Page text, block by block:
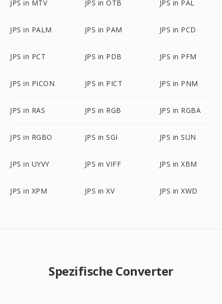
JPS in MTV JPS in OTB JPS in PAL
JPS in PALM JPS in PAM JPS in PCD
JPS in PCT JPS in PDB JPS in PFM
JPS in PICON JPS in PICT JPS in PNM
JPS in RAS JPS in RGB JPS in RGBA
JPS in RGBO JPS in SGI JPS in SUN
JPS in UYVY JPS in VIFF JPS in XBM
JPS in XPM JPS in XV JPS in XWD
Spezifische Converter